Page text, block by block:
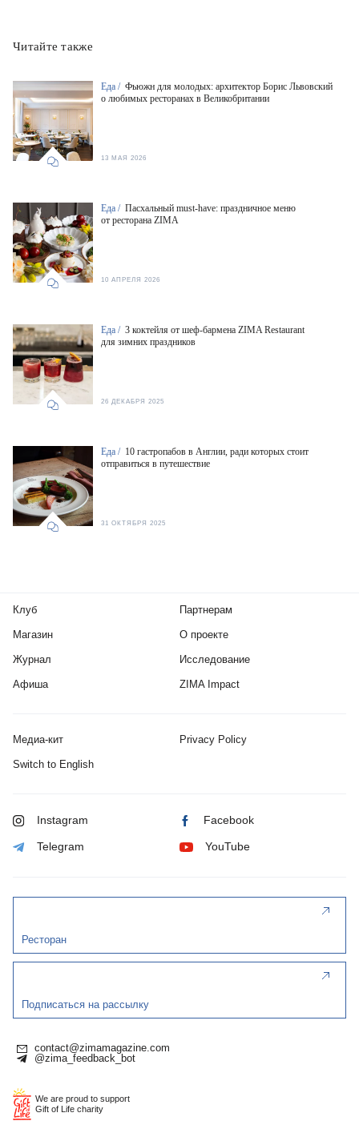
Читайте также
Еда / Фьюжн для молодых: архитектор Борис Львовский
о любимых ресторанах в Великобритании
13 МАЯ 2026
Еда / Пасхальный must-have: праздничное меню
от ресторана ZIMA
10 АПРЕЛЯ 2026
Еда / 3 коктейля от шеф-бармена ZIMA Restaurant
для зимних праздников
26 ДЕКАБРЯ 2025
Еда / 10 гастропабов в Англии, ради которых стоит
отправиться в путешествие
31 ОКТЯБРЯ 2025
Клуб
Магазин
Журнал
Афиша
Партнерам
О проекте
Исследование
ZIMA Impact
Медиа-кит Privacy Policy
Switch to English
Instagram Facebook
Telegram YouTube
Ресторан
Подписаться на рассылку
contact@zimamagazine.com
@zima_feedback_bot
We are proud to support
Gift of Life charity